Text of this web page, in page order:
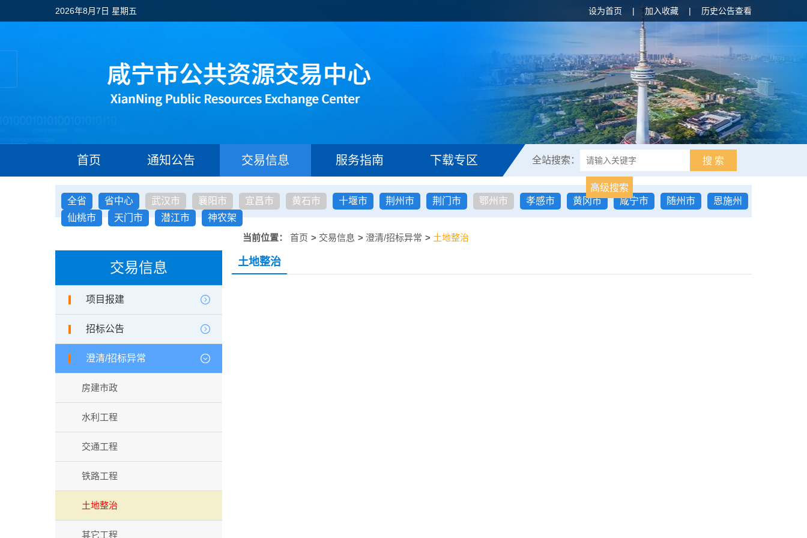
2026年8月7日 星期五 设为首页 | 加入收藏 | 历史公告查看
首页 通知公告 交易信息 服务指南 下载专区 全站搜索： 搜 索
高级搜索
全省
省中心 武汉市 襄阳市 宜昌市 黄石市 十堰市 荆州市 荆门市 鄂州市 孝感市 黄冈市 咸宁市 随州市
恩施州
仙桃市
天门市 潜江市
神农架
当前位置： 首页 > 交易信息 > 澄清/招标异常 > 土地整治
交易信息
项目报建
招标公告
澄清/招标异常
房建市政
水利工程
交通工程
铁路工程
土地整治
其它工程
土地整治